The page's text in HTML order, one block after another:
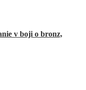
v boji o bronz,